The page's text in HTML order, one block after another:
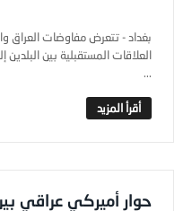
بغداد - تتعرض مفاوضات العراق
العلاقات المستقبلية بين
...
حوار أميركي عراقي